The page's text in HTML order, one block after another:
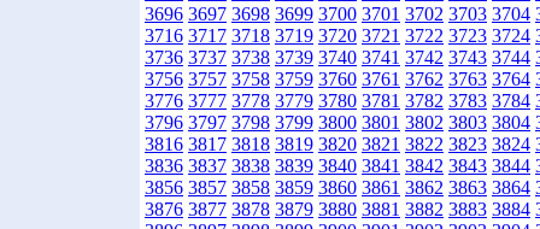
3696 3697 3698 3699 3700 3701 3702 3703 3704
3716 3717 3718 3719 3720 3721 3722 3723 3724
3736 3737 3738 3739 3740 3741 3742 3743 3744
3756 3757 3758 3759 3760 3761 3762 3763 3764
3776 3777 3778 3779 3780 3781 3782 3783 3784
3796 3797 3798 3799 3800 3801 3802 3803 3804
3816 3817 3818 3819 3820 3821 3822 3823 3824
3836 3837 3838 3839 3840 3841 3842 3843 3844
3856 3857 3858 3859 3860 3861 3862 3863 3864
3876 3877 3878 3879 3880 3881 3882 3883 3884